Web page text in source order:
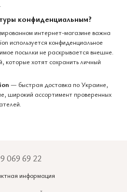
конфиденциальным?
интернет-магазине важна
используется конфиденциальное
посылки не раскрывается внешне.
которые хотят сохранить личный
— быстрая доставка по Украине,
широкий ассортимент проверенных
069 69 22
информация